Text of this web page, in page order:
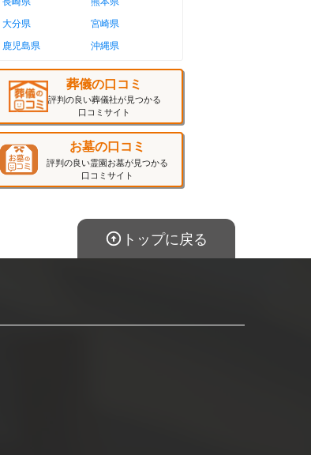
大分県
宮崎県
鹿児島県
沖縄県
葬儀の口コミ
評判の良い葬儀社が見つかる
口コミサイト
お墓の口コミ
評判の良い霊園お墓が見つかる
口コミサイト
トップに戻る